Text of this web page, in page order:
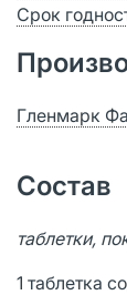
Срок
Гленмарк
Состав
таблетки,
1 таблетка